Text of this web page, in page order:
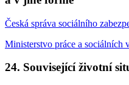
Česká správa sociálního
Ministerstvo práce a sociálních
24. Související životní